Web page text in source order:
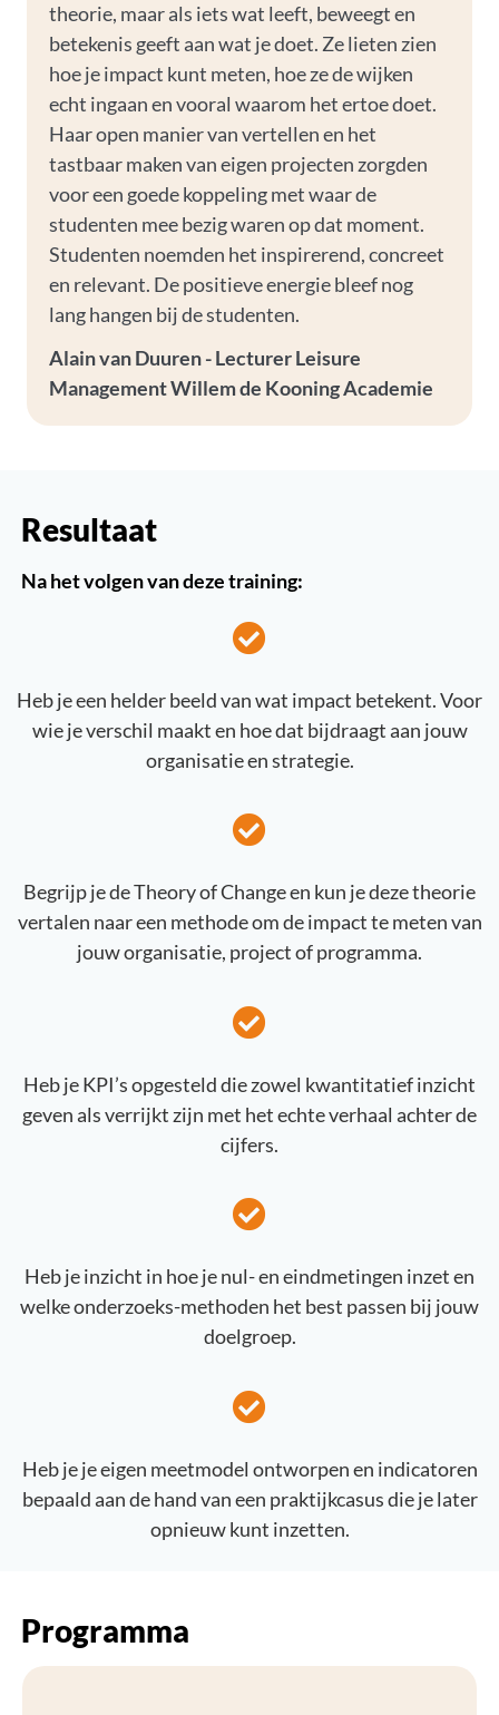
theorie, maar als iets wat leeft, beweegt en
betekenis geeft aan wat je doet. Ze lieten zien
hoe je impact kunt meten, hoe ze de wijken
echt ingaan en vooral waarom het ertoe doet.
Haar open manier van vertellen en het
tastbaar maken van eigen projecten zorgden
voor een goede koppeling met waar de
studenten mee bezig waren op dat moment.
Studenten noemden het inspirerend, concreet
en relevant. De positieve energie bleef nog
lang hangen bij de studenten.
Alain van Duuren - Lecturer Leisure
Management Willem de Kooning Academie
Resultaat
Na het volgen van deze training:
Heb je een helder beeld van wat impact betekent. Voor
wie je verschil maakt en hoe dat bijdraagt aan jouw
organisatie en strategie.
Begrijp je de Theory of Change en kun je deze theorie
vertalen naar een methode om de impact te meten van
jouw organisatie, project of programma.
Heb je KPI’s opgesteld die zowel kwantitatief inzicht
geven als verrijkt zijn met het echte verhaal achter de
cijfers.
Heb je inzicht in hoe je nul- en eindmetingen inzet en
welke onderzoeks-methoden het best passen bij jouw
doelgroep.
Heb je je eigen meetmodel ontworpen en indicatoren
bepaald aan de hand van een praktijkcasus die je later
opnieuw kunt inzetten.
Programma